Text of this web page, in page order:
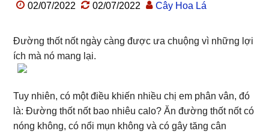
02/07/2022 02/07/2022 Cây Hoa Lá
Đường thốt nốt ngày càng được ưa chuộng vì những lợi
ích mà nó mang lại.
Tuy nhiên, có một điều khiến nhiều chị em phân vân, đó
là: Đường thốt nốt bao nhiêu calo? Ăn đường thốt nốt có
nóng không, có nổi mụn không và có gây tăng cân